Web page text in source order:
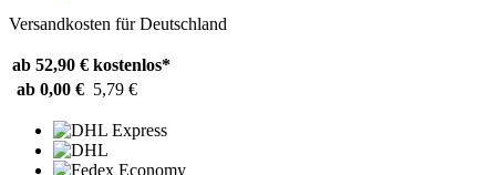
Versandkosten für Deutschland
ab 52,90 € kostenlos*
ab 0,00 € 5,79 €